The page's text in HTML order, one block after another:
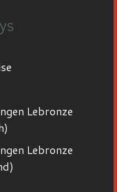
Lebronze
Lebronze